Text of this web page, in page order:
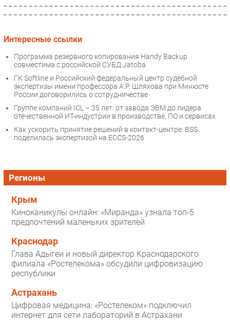
Интересные ссылки
Программа резервного копирования Handy Backup
совместима с российской СУБД Jatoba
ГК Softline и Российский федеральный центр судебной
экспертизы имени профессора А.Р. Шляхова при Минюсте
России договорились о сотрудничестве
Группе компаний ICL – 35 лет: от завода ЭВМ до лидера
отечественной ИТ-индустрии в производстве, ПО и сервисах
Как ускорить принятие решений в контакт-центре: BSS
поделилась экспертизой на ECCS-2026
Регионы
Крым
Киноканикулы онлайн: «Миранда» узнала топ-5
предпочтений маленьких зрителей
Краснодар
Глава Адыгеи и новый директор Краснодарского
филиала «Ростелекома» обсудили цифровизацию
республики
Астрахань
Цифровая медицина: «Ростелеком» подключил
интернет для сети лабораторий в Астрахани